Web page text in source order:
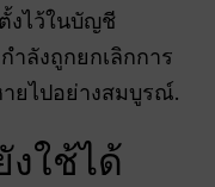
งไว้ในบัญชี
ำลังถูกยกเลิกการ
ยไปอย่างสมบูรณ์.
ใช้ได้